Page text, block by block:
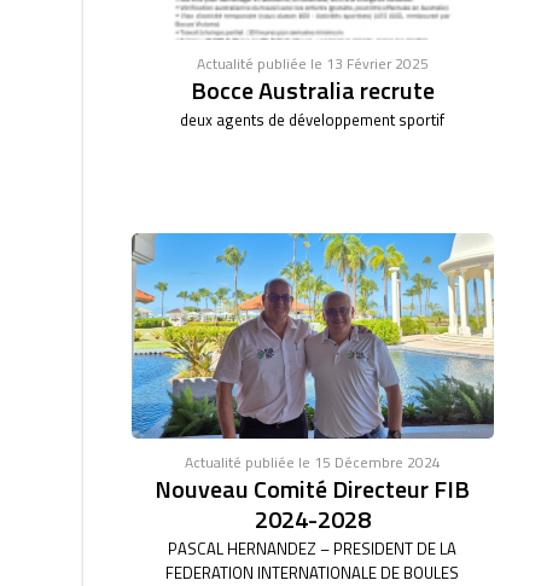
Actualité publiée le 13 Février 2025
Bocce Australia recrute
deux agents de développement sportif
Actualité publiée le 15 Décembre 2024
Nouveau Comité Directeur FIB
2024-2028
PASCAL HERNANDEZ – PRESIDENT DE LA
FEDERATION INTERNATIONALE DE BOULES